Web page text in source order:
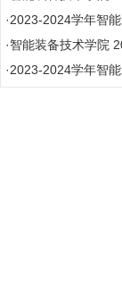
·2023-2024学年智能装备技术学院增补国
·智能装备技术学院 2024-2025学年国家
·2023-2024学年智能装备技术学院国家奖